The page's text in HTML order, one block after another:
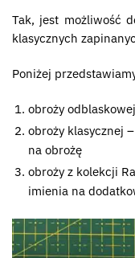
Tak, jest możliwość
klasycznych
Poniżej
obroży
obroży klasycznej
na obrożę
obroży z kolekcji
imienia na